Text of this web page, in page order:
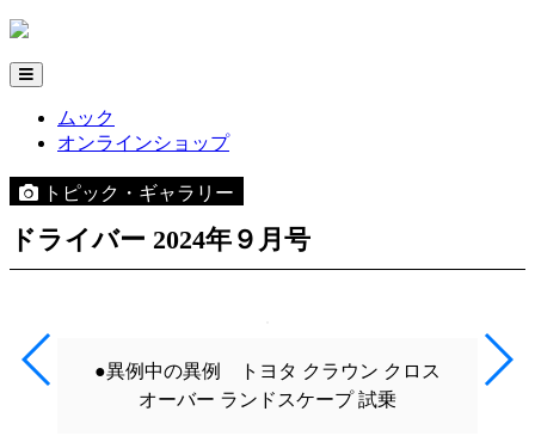
ムック
オンラインショップ
トピック・ギャラリー
ドライバー 2024年９月号
●異例中の異例 トヨタ クラウン クロス
オーバー ランドスケープ 試乗